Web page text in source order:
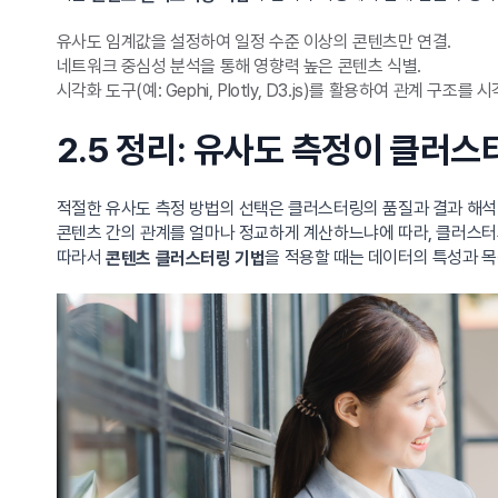
유사도 임계값을 설정하여 일정 수준 이상의 콘텐츠만 연결.
네트워크 중심성 분석을 통해 영향력 높은 콘텐츠 식별.
시각화 도구(예: Gephi, Plotly, D3.js)를 활용하여 관계 구조를 시
2.5 정리: 유사도 측정이 클러스
적절한 유사도 측정 방법의 선택은 클러스터링의 품질과 결과 해
콘텐츠 간의 관계를 얼마나 정교하게 계산하느냐에 따라, 클러스
따라서콘텐츠 클러스터링 기법을 적용할 때는 데이터의 특성과